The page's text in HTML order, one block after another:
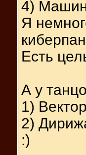
4)
Я
Есть
А у
1)
2)
:)